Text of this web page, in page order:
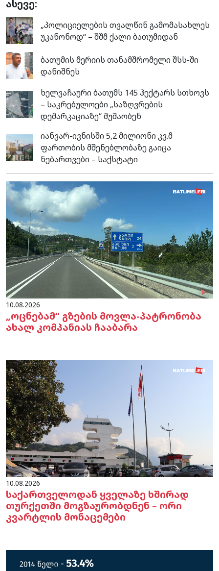
ასევე:
„პოლიციელების თვალწინ გამომასახლეს
უკანონოდ“ – შშმ ქალი ბათუმიდან
ბათუმის მერიის თანამშრომელი შსს-ში
დანიშნეს
ხელვაჩაური ბათუმს 145 ჰექტარს სთხოვს
– საკრებულოები „საზღვრების
დემარკაციაზე“ მუშაობენ
იანვარ-ივნისში 5,2 მილიონი კვ.მ
ფართობის მშენებლობაზე გაიცა
ნებართვები – საქსტატი
10.08.2026
„ოცნებამ“ გზების მოვლა-პატრონობა
ახალ კომპანიას ჩააბარა
10.08.2026
საქართველოდან ყველაზე ხშირად
თურქეთში მოგზაურობდნენ – ორი
კვარტლის მონაცემები